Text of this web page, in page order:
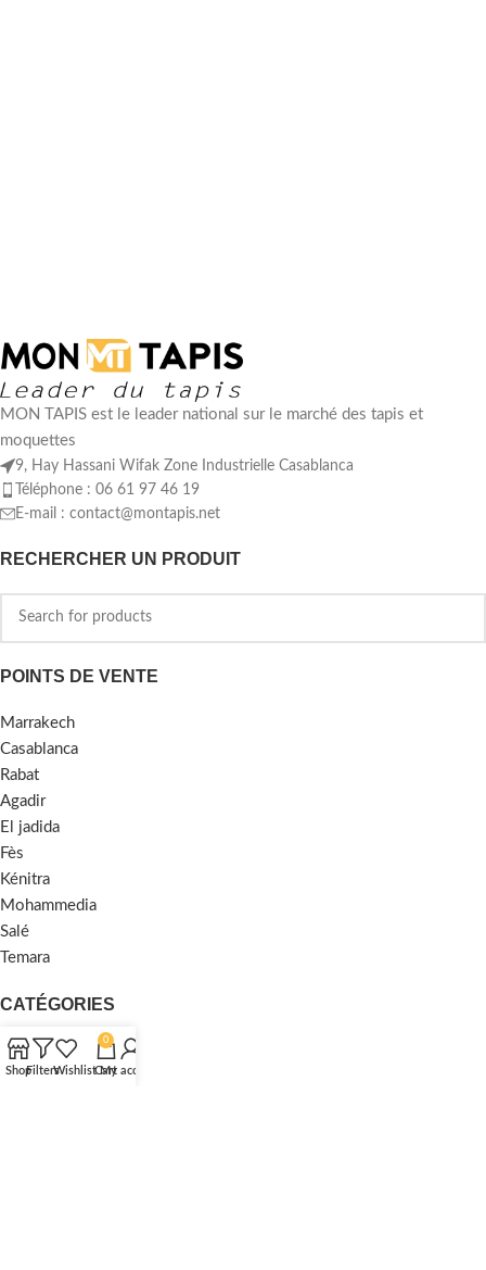
MON TAPIS est le leader national sur le marché des tapis et
moquettes
9, Hay Hassani Wifak Zone Industrielle Casablanca
Téléphone : 06 61 97 46 19
E-mail : contact@montapis.net
RECHERCHER UN PRODUIT
POINTS DE VENTE
Marrakech
Casablanca
Rabat
Agadir
El jadida
Fès
Kénitra
Mohammedia
Salé
Temara
CATÉGORIES
Traditionnel
Moderne
ShopFiltersWishlist
0
Cart
My account